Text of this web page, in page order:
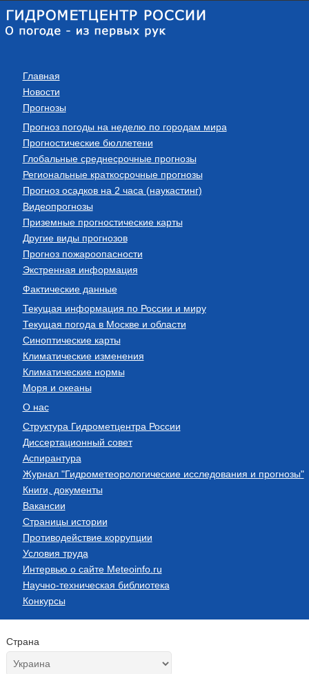
Главная
Новости
Прогнозы
Прогноз погоды на неделю по городам мира
Прогностические бюллетени
Глобальные среднесрочные прогнозы
Региональные краткосрочные прогнозы
Прогноз осадков на 2 часа (наукастинг)
Видеопрогнозы
Приземные прогностические карты
Другие виды прогнозов
Прогноз пожароопасности
Экстренная информация
Фактические данные
Текущая информация по России и миру
Текущая погода в Москве и области
Синоптические карты
Климатические изменения
Климатические нормы
Моря и океаны
О нас
Структура Гидрометцентра России
Диссертационный совет
Аспирантура
Журнал "Гидрометеорологические исследования и прогнозы"
Книги, документы
Вакансии
Страницы истории
Противодействие коррупции
Условия труда
Интервью о сайте Meteoinfo.ru
Научно-техническая библиотека
Конкурсы
Страна